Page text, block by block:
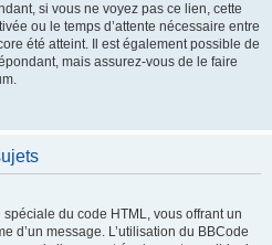
si vous ne voyez pas ce lien, cette
ou le temps d’attente nécessaire entre
été atteint. Il est également possible de
mais assurez-vous de le faire
du code HTML, vous offrant un
d’un message. L’utilisation du BBCode